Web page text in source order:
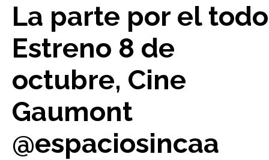
La parte por el
Estreno 8 de
octubre, Cine
Gaumont
@espaciosincaa